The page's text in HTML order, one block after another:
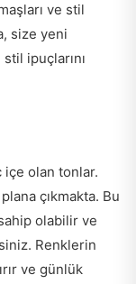
ve stil
size yeni
ipuçlarını
olan tonlar.
çıkmakta. Bu
olabilir ve
Renklerin
ve günlük